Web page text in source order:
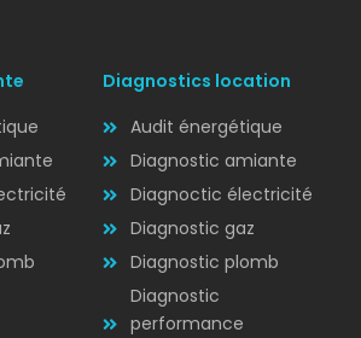
Diagnostics location
Audit énergétique
Diagnostic amiante
Diagnoctic électricité
Diagnostic gaz
Diagnostic plomb
Diagnostic
performance